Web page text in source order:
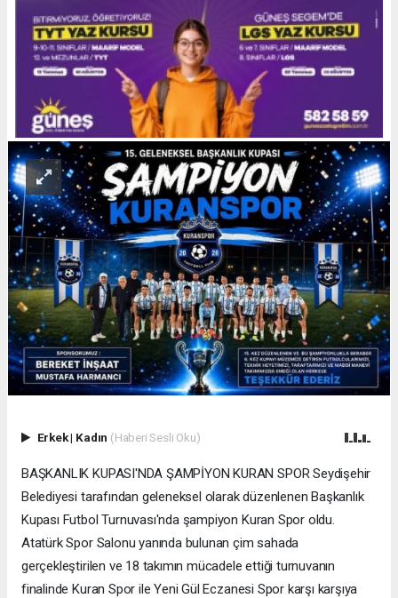
Erkek| Kadın (Haberi Sesli Oku)
BAŞKANLIK KUPASI'NDA ŞAMPİYON KURAN SPOR Seydişehir
Belediyesi tarafından geleneksel olarak düzenlenen Başkanlık
Kupası Futbol Turnuvası'nda şampiyon Kuran Spor oldu.
Atatürk Spor Salonu yanında bulunan çim sahada
gerçekleştirilen ve 18 takımın mücadele ettiği turnuvanın
finalinde Kuran Spor ile Yeni Gül Eczanesi Spor karşı karşıya